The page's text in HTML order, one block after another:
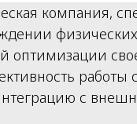
компания,
оптимизации
работы
с